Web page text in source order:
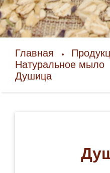
Главная
Натуральное мыло
Душица